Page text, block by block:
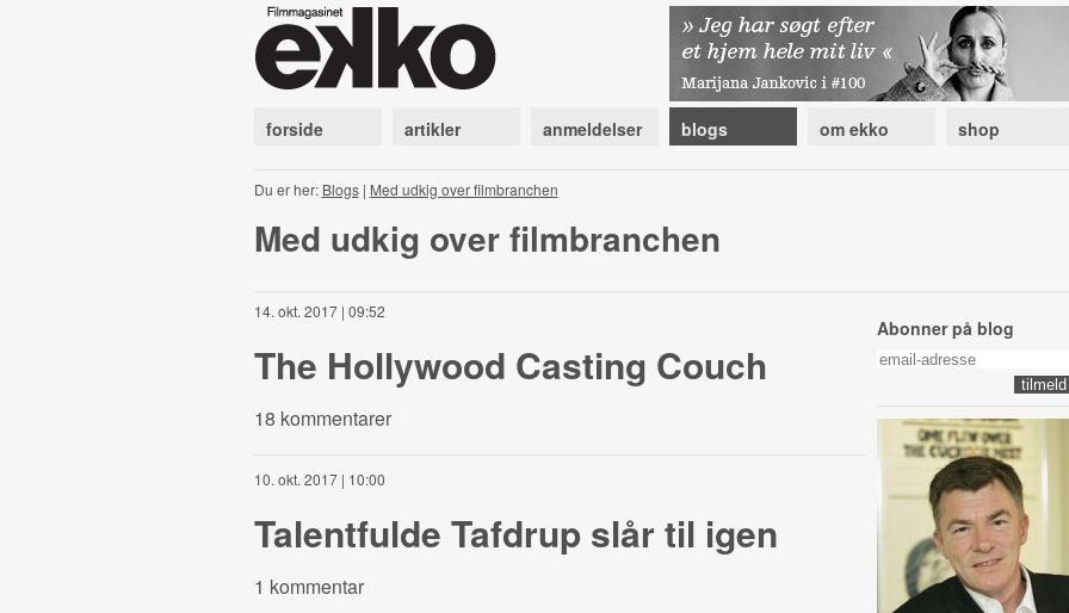
forside artikler anmeldelser blogs om ekko shop
Du er her: Blogs| Med udkig over filmbranchen
Med udkig over filmbranchen
Abonner på blog
14. okt. 2017 | 09:52
The Hollywood Casting Couch
18 kommentarer
10. okt. 2017 | 10:00
Talentfulde Tafdrup slår til igen
1 kommentar